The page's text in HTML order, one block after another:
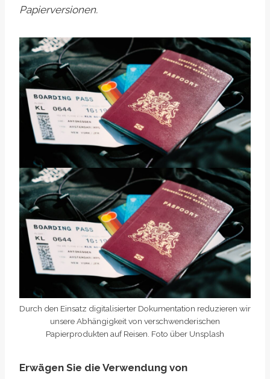
Papierversionen.
Durch den Einsatz digitalisierter Dokumentation reduzieren wir
unsere Abhängigkeit von verschwenderischen
Papierprodukten auf Reisen. Foto über Unsplash
Erwägen Sie die Verwendung von